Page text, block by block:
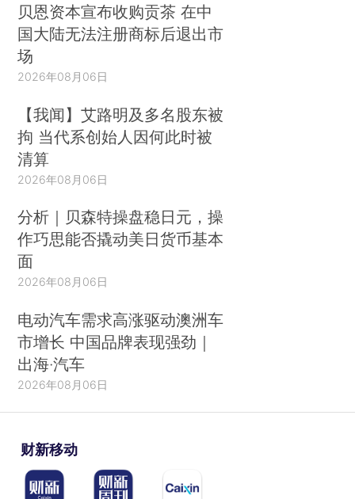
贝恩资本宣布收购贡茶 在中
国大陆无法注册商标后退出市
场
2026年08月06日
【我闻】艾路明及多名股东被
拘 当代系创始人因何此时被
清算
2026年08月06日
分析｜贝森特操盘稳日元，操
作巧思能否撬动美日货币基本
面
2026年08月06日
电动汽车需求高涨驱动澳洲车
市增长 中国品牌表现强劲｜
出海·汽车
2026年08月06日
财新移动